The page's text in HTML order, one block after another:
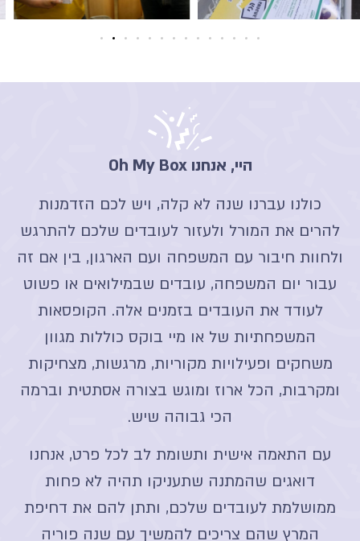
היי, אנחנו Oh My Box
כולנו עברנו שנה לא קלה, ויש לכם הזדמנות
להרים את המורל ולעזור לעובדים שלכם להתרגש
ולחוות חיבור עם המשפחה ועם הארגון, בין אם זה
עבור יום המשפחה, עובדים שבמילואים או פשוט
לעודד את העובדים בזמנים אלה. הקופסאות
המשפחתיות של או מיי בוקס כוללות מגוון
משחקים ופעילויות מקוריות, מרגשות, מצחיקות
ומקרבות, הכל ארוז ומוגש בצורה אסתטית וברמה
הכי גבוהה שיש.
עם התאמה אישית ותשומת לב לכל פרט, אנחנו
דואגים שהמתנה שתעניקו תהיה לא פחות
ממושלמת לעובדים שלכם, ותתן להם את דחיפת
המרץ שהם צריכים להמשיך עם שנה פוריה